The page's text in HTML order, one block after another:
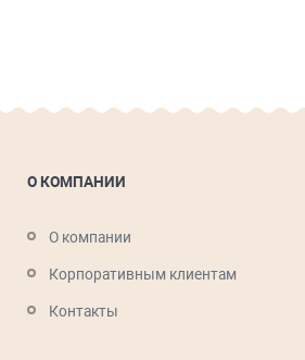
О КОМПАНИИ
О компании
Корпоративным клиентам
Контакты